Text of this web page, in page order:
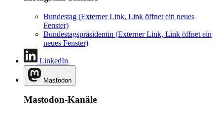
Bundestag (Externer Link, Link öffnet ein neues
Fenster)
Bundestagspräsidentin (Externer Link, Link öffnet ein
neues Fenster)
LinkedIn
Mastodon
Mastodon-Kanäle